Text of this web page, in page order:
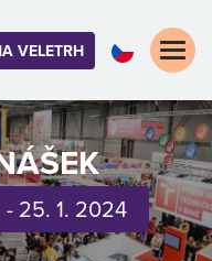
VELETRH
Toggle
- 25. 1. 2024